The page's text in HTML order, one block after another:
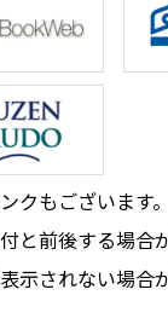
もございます。
前後する場合が
されない場合が